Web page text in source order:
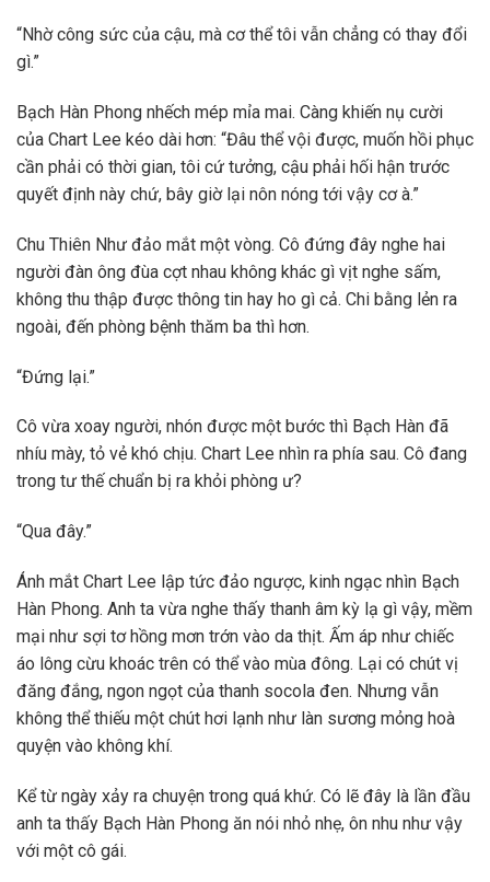
“Nhờ công sức của cậu, mà cơ thể tôi vẫn chẳng có thay đổi
gì.”
Bạch Hàn Phong nhếch mép mỉa mai. Càng khiến nụ cười
của Chart Lee kéo dài hơn: “Đâu thể vội được, muốn hồi phục
cần phải có thời gian, tôi cứ tưởng, cậu phải hối hận trước
quyết định này chứ, bây giờ lại nôn nóng tới vậy cơ à.”
Chu Thiên Như đảo mắt một vòng. Cô đứng đây nghe hai
người đàn ông đùa cợt nhau không khác gì vịt nghe sấm,
không thu thập được thông tin hay ho gì cả. Chi bằng lẻn ra
ngoài, đến phòng bệnh thăm ba thì hơn.
“Đứng lại.”
Cô vừa xoay người, nhón được một bước thì Bạch Hàn đã
nhíu mày, tỏ vẻ khó chịu. Chart Lee nhìn ra phía sau. Cô đang
trong tư thế chuẩn bị ra khỏi phòng ư?
“Qua đây.”
Ánh mắt Chart Lee lập tức đảo ngược, kinh ngạc nhìn Bạch
Hàn Phong. Anh ta vừa nghe thấy thanh âm kỳ lạ gì vậy, mềm
mại như sợi tơ hồng mơn trớn vào da thịt. Ấm áp như chiếc
áo lông cừu khoác trên có thể vào mùa đông. Lại có chút vị
đăng đắng, ngon ngọt của thanh socola đen. Nhưng vẫn
không thể thiếu một chút hơi lạnh như làn sương mỏng hoà
quyện vào không khí.
Kể từ ngày xảy ra chuyện trong quá khứ. Có lẽ đây là lần đầu
anh ta thấy Bạch Hàn Phong ăn nói nhỏ nhẹ, ôn nhu như vậy
với một cô gái.